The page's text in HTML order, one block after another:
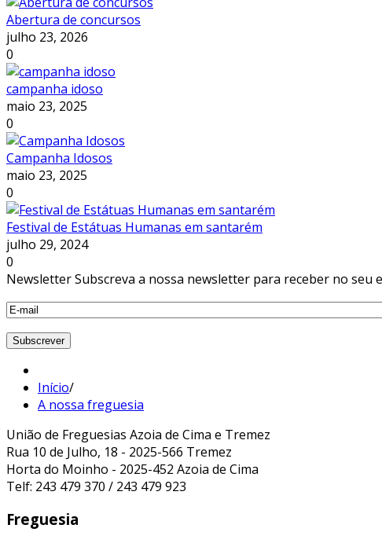
Abertura de concursos
julho 23, 2026
0
campanha idoso
maio 23, 2025
0
Campanha Idosos
maio 23, 2025
0
Festival de Estátuas Humanas em santarém
julho 29, 2024
0
NewsletterSubscreva a nossa newsletter para receber no seu
Início/
A nossa freguesia
União de Freguesias Azoia de Cima e Tremez
Rua 10 de Julho, 18 - 2025-566 Tremez
Horta do Moinho - 2025-452 Azoia de Cima
Telf: 243 479 370 / 243 479 923
Freguesia